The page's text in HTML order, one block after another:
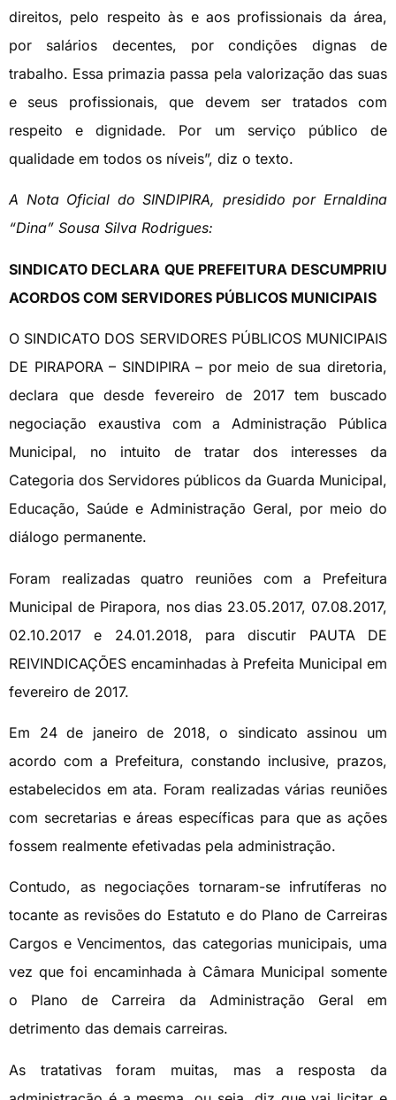
direitos, pelo respeito às e aos profissionais da área,
por salários decentes, por condições dignas de
trabalho. Essa primazia passa pela valorização das suas
e seus profissionais, que devem ser tratados com
respeito e dignidade. Por um serviço público de
qualidade em todos os níveis”, diz o texto.
A Nota Oficial do SINDIPIRA, presidido por Ernaldina
“Dina” Sousa Silva Rodrigues:
SINDICATO DECLARA QUE PREFEITURA DESCUMPRIU
ACORDOS COM SERVIDORES PÚBLICOS MUNICIPAIS
O SINDICATO DOS SERVIDORES PÚBLICOS MUNICIPAIS
DE PIRAPORA – SINDIPIRA – por meio de sua diretoria,
declara que desde fevereiro de 2017 tem buscado
negociação exaustiva com a Administração Pública
Municipal, no intuito de tratar dos interesses da
Categoria dos Servidores públicos da Guarda Municipal,
Educação, Saúde e Administração Geral, por meio do
diálogo permanente.
Foram realizadas quatro reuniões com a Prefeitura
Municipal de Pirapora, nos dias 23.05.2017, 07.08.2017,
02.10.2017 e 24.01.2018, para discutir PAUTA DE
REIVINDICAÇÕES encaminhadas à Prefeita Municipal em
fevereiro de 2017.
Em 24 de janeiro de 2018, o sindicato assinou um
acordo com a Prefeitura, constando inclusive, prazos,
estabelecidos em ata. Foram realizadas várias reuniões
com secretarias e áreas específicas para que as ações
fossem realmente efetivadas pela administração.
Contudo, as negociações tornaram-se infrutíferas no
tocante as revisões do Estatuto e do Plano de Carreiras
Cargos e Vencimentos, das categorias municipais, uma
vez que foi encaminhada à Câmara Municipal somente
o Plano de Carreira da Administração Geral em
detrimento das demais carreiras.
As tratativas foram muitas, mas a resposta da